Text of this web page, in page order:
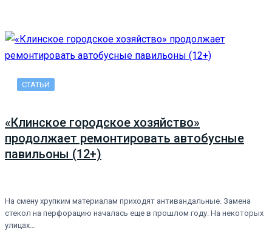
СТАТЬИ
«Клинское городское хозяйство»
продолжает ремонтировать автобусные
павильоны (12+)
На смену хрупким материалам приходят антивандальные. Замена
стекол на перфорацию началась еще в прошлом году. На некоторых
улицах…